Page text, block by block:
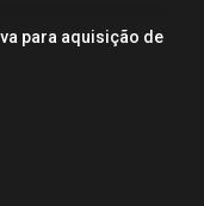
para aquisição de